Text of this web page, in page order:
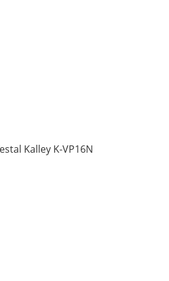
Kalley K-VP16N